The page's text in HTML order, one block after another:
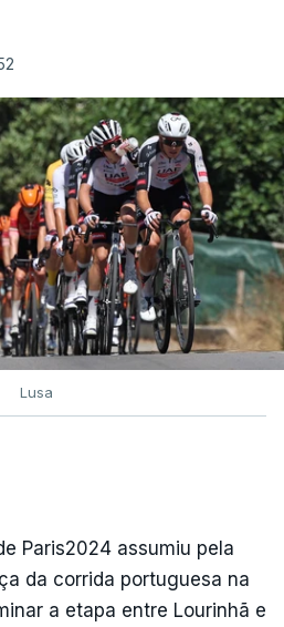
Lusa
Paris2024 assumiu pela
da corrida portuguesa na
a etapa entre Lourinhã e